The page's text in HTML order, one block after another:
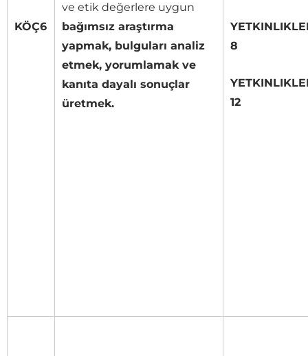
KÖÇ6
ve etik değerlere uygun
bağımsız araştırma
yapmak, bulguları analiz
etmek, yorumlamak ve
kanıta dayalı sonuçlar
üretmek.
8
12